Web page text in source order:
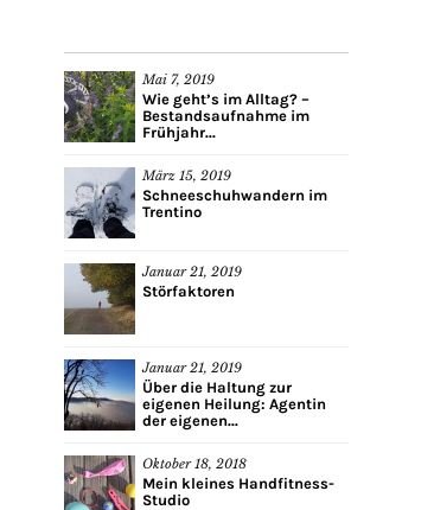
Mai 7, 2019
Wie geht’s im Alltag? –
Bestandsaufnahme im
Frühjahr...
März 15, 2019
Schneeschuhwandern im
Trentino
Januar 21, 2019
Störfaktoren
Januar 21, 2019
Über die Haltung zur
eigenen Heilung: Agentin
der eigenen...
Oktober 18, 2018
Mein kleines Handfitness-
Studio